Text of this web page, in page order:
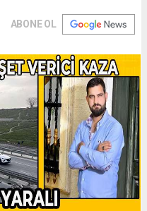
ABONE OL